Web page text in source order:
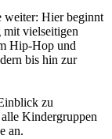
weiter: Hier beginnt
mit vielseitigen
Hip-Hop und
bis hin zur
zu
Kindergruppen
an.